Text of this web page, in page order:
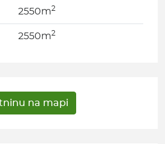
2550m2
2550m2